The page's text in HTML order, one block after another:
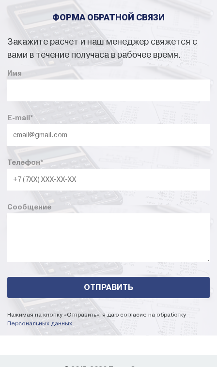
ФОРМА ОБРАТНОЙ СВЯЗИ
Закажите расчет и наш менеджер свяжется с
вами в течение получаса в рабочее время.
Имя
E-mail *
Телефон*
Сообщение
Нажимая на кнопку «Отправить», я даю согласие на обработку
Персональных данных